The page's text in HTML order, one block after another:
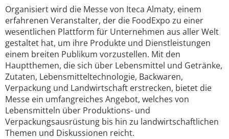
Organisiert wird die Messe von Iteca Almaty, einem
erfahrenen Veranstalter, der die FoodExpo zu einer
wesentlichen Plattform für Unternehmen aus aller Welt
gestaltet hat, um ihre Produkte und Dienstleistungen
einem breiten Publikum vorzustellen. Mit den
Hauptthemen, die sich über Lebensmittel und Getränke,
Zutaten, Lebensmitteltechnologie, Backwaren,
Verpackung und Landwirtschaft erstrecken, bietet die
Messe ein umfangreiches Angebot, welches von
Lebensmitteln über Produktions- und
Verpackungsausrüstung bis hin zu landwirtschaftlichen
Themen und Diskussionen reicht.